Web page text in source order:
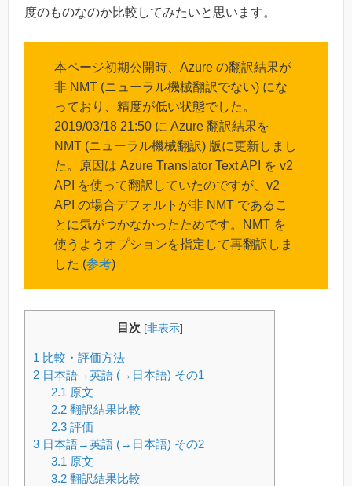
度のものなのか比較してみたいと思います。
本ページ初期公開時、Azure の翻訳結果が
非 NMT (ニューラル機械翻訳でない) にな
っており、精度が低い状態でした。
2019/03/18 21:50 に Azure 翻訳結果を
NMT (ニューラル機械翻訳) 版に更新しまし
た。原因は Azure Translator Text API を v2
API を使って翻訳していたのですが、v2
API の場合デフォルトが非 NMT であるこ
とに気がつかなかったためです。NMT を
使うようオプションを指定して再翻訳しま
した (参考)
目次 [非表示]
1 比較・評価方法
2 日本語→英語 (→日本語) その1
2.1 原文
2.2翻訳結果比較
2.3評価
3 日本語→英語 (→日本語) その2
3.1 原文
3.2翻訳結果比較